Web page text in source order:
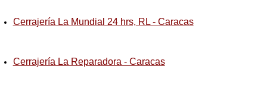
Cerrajería La Mundial 24 hrs, RL - Caracas
Cerrajería La Reparadora - Caracas